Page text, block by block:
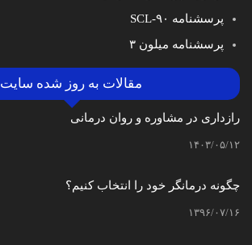
پرسشنامه SCL-۹۰
پرسشنامه میلون ۳
مقالات به روز شده سایت
رازداری در مشاوره و روان درمانی
۱۴۰۳/۰۵/۱۲
چگونه درمانگر خود را انتخاب کنیم؟
۱۳۹۶/۰۷/۱۶